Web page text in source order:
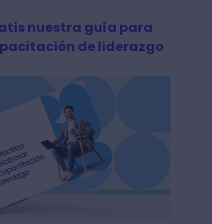
nuestra guía para
de liderazgo